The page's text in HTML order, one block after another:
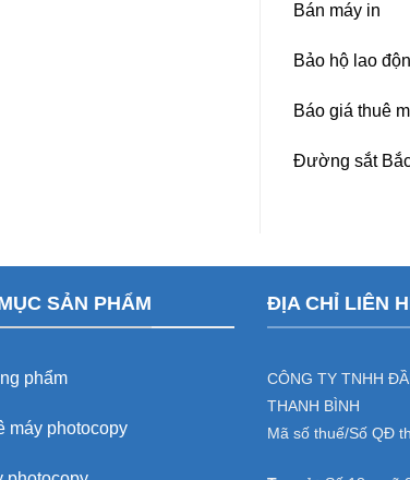
Bán máy in
Bảo hộ lao
Báo giá thuê
Đường sắt
SẢN PHẨM
phẩm
máy photocopy
ĐỊA CHỈ LIÊN
CÔNG TY TNHH
THANH BÌNH
Mã số thuế/Số QĐ